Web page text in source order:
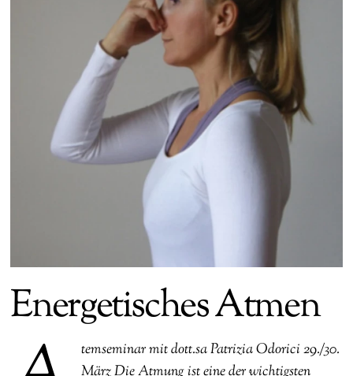
Energetisches Atmen
temseminar mit dott.sa Patrizia Odorici 29./30.
März Die Atmung ist eine der wichtigsten